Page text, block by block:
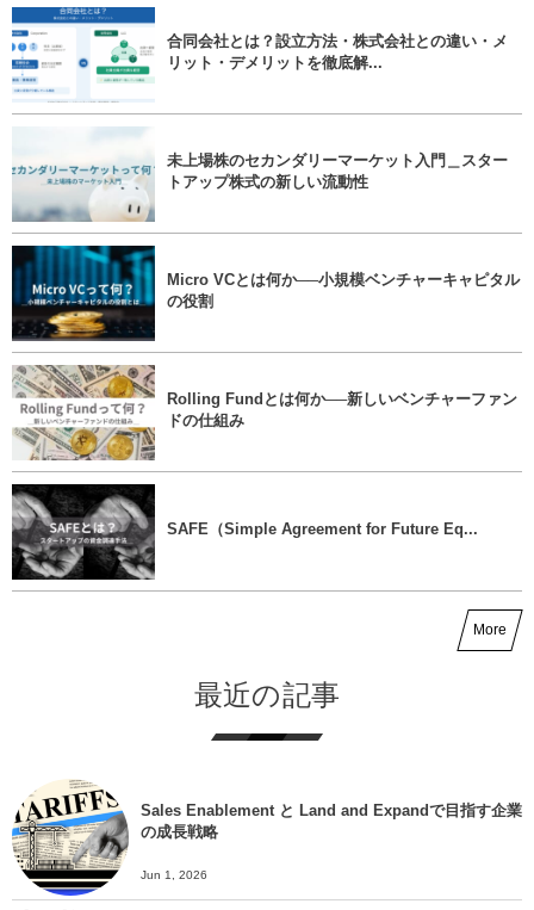
合同会社とは？設立方法・株式会社との違い・メ
リット・デメリットを徹底解...
未上場株のセカンダリーマーケット入門＿スター
トアップ株式の新しい流動性
Micro VCとは何か──小規模ベンチャーキャピタル
の役割
Rolling Fundとは何か──新しいベンチャーファン
ドの仕組み
SAFE（Simple Agreement for Future Eq...
More
最近の記事
Sales Enablement と Land and Expandで目指す企業
の成長戦略
Jun 1, 2026